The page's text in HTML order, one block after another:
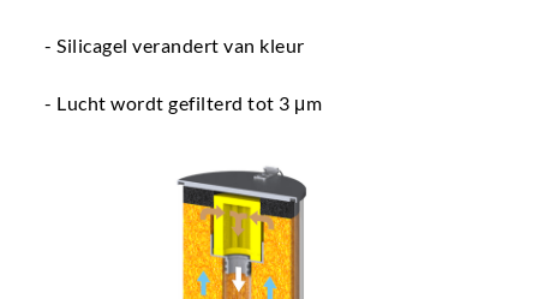
- Silicagel verandert van kleur
- Lucht wordt gefilterd tot 3 μm